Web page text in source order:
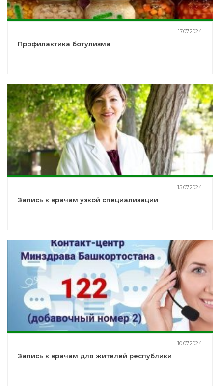
17.07.2024
Профилактика ботулизма
15.07.2024
Запись к врачам узкой специализации
10.07.2024
Запись к врачам для жителей республики